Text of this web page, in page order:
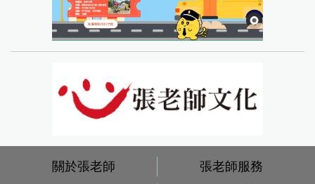
關於張老師
張老師服務